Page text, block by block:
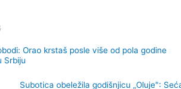
Orao krstaš posle više od pola godine
Srbiju